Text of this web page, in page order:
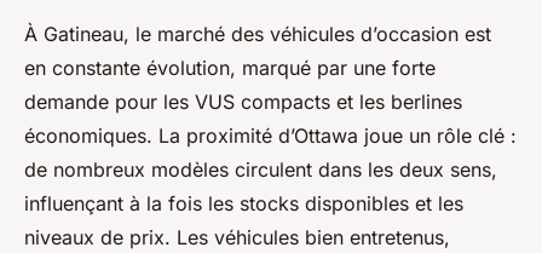
À Gatineau, le marché des véhicules d’occasion est
en constante évolution, marqué par une forte
demande pour les VUS compacts et les berlines
économiques. La proximité d’Ottawa joue un rôle clé :
de nombreux modèles circulent dans les deux sens,
influençant à la fois les stocks disponibles et les
niveaux de prix. Les véhicules bien entretenus,